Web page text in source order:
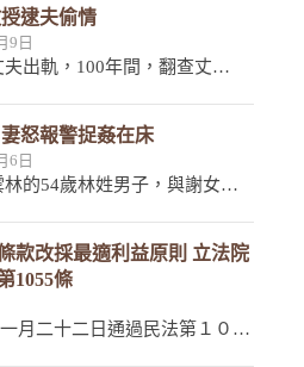
逮夫偷情
9日
夫出軌，100年間，翻查丈…
怒報警捉姦在床
6日
林的54歲林姓男子，與謝女…
款改採最適利益原則 立法院
1055條
月二十二日通過民法第１０…